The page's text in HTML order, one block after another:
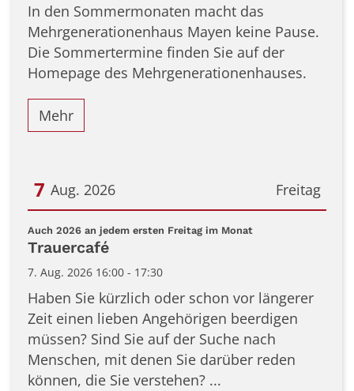
In den Sommermonaten macht das
Mehrgenerationenhaus Mayen keine Pause.
Die Sommertermine finden Sie auf der
Homepage des Mehrgenerationenhauses.
Mehr
Freitag
7 Aug. 2026
Datum: 7. August 2026
Auch 2026 an jedem ersten Freitag im Monat:
Trauercafé
7. Aug. 2026 16:00 - 17:30
Haben Sie kürzlich oder schon vor längerer
Zeit einen lieben Angehörigen beerdigen
müssen? Sind Sie auf der Suche nach
Menschen, mit denen Sie darüber reden
können, die Sie verstehen? ...